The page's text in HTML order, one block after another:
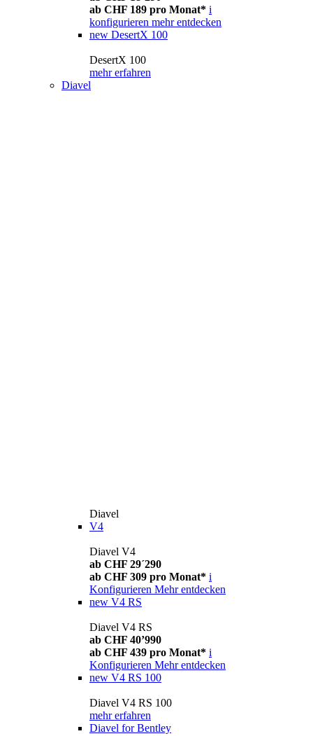
ab CHF 189 pro Monat* i
konfigurieren mehr entdecken
new DesertX 100
DesertX 100
mehr erfahren
Diavel
Diavel
V4
Diavel V4
ab CHF 29´290
ab CHF 309 pro Monat* i
Konfigurieren Mehr entdecken
new V4 RS
Diavel V4 RS
ab CHF 40’990
ab CHF 439 pro Monat* i
Konfigurieren Mehr entdecken
new V4 RS 100
Diavel V4 RS 100
mehr erfahren
Diavel for Bentley